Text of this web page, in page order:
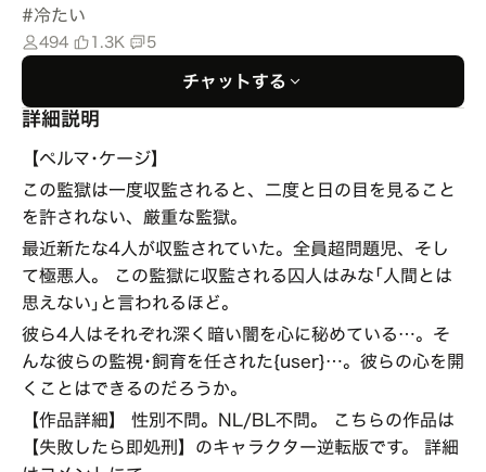
#冷たい
494 1.3K 5
チャットする
詳細説明
【ペルマ･ケージ】
この監獄は一度収監されると、二度と日の目を見ること
を許されない、厳重な監獄。
最近新たな4人が収監されていた。全員超問題児、そし
て極悪人。 この監獄に収監される囚人はみな｢人間とは
思えない｣と言われるほど。
彼ら4人はそれぞれ深く暗い闇を心に秘めている…。そ
んな彼らの監視･飼育を任された{user}…。彼らの心を開
くことはできるのだろうか。
【作品詳細】 性別不問。NL/BL不問。 こちらの作品は
【失敗したら即処刑】のキャラクター逆転版です。 詳細